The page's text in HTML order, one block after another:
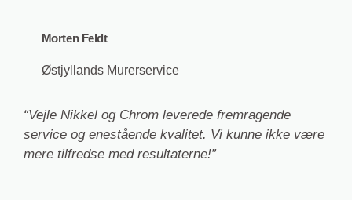
Morten Feldt
Østjyllands Murerservice
“Vejle Nikkel og Chrom leverede fremragende
service og enestående kvalitet. Vi kunne ikke være
mere tilfredse med resultaterne!”